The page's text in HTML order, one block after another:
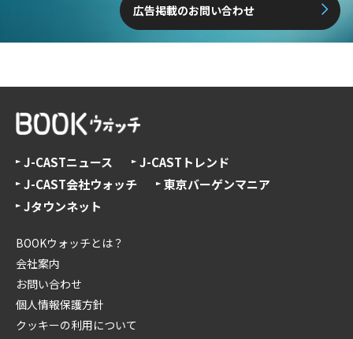
広告掲載のお問い合わせ
J-CASTニュース
J-CASTトレンド
J-CAST会社ウォッチ
東京バーゲンマニア
Jタウンネット
BOOKウォッチとは？
会社案内
お問い合わせ
個人情報保護方針
クッキーの利用について